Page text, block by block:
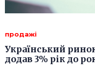
продажі
Український
додав 3% рік до